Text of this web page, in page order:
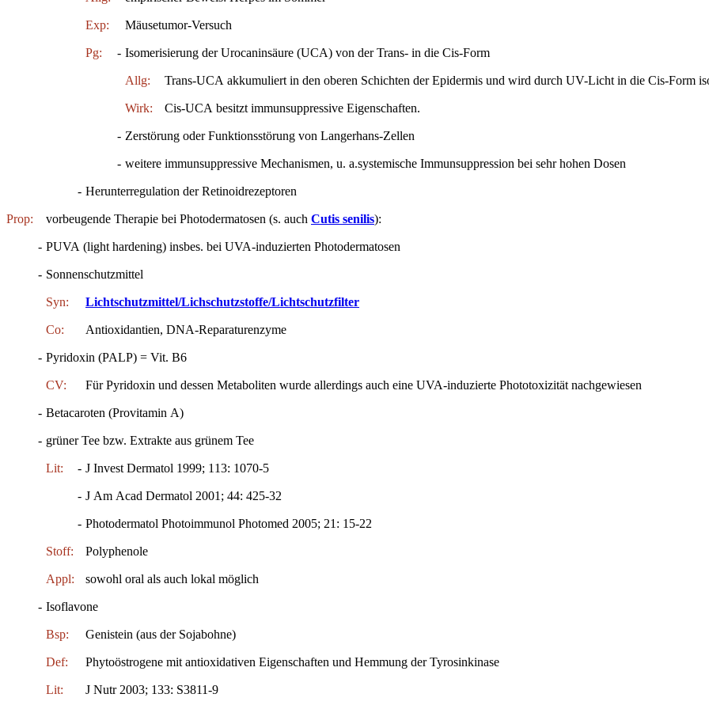
Exp: Mäusetumor-Versuch
Pg: - Isomerisierung der Urocaninsäure (UCA) von der Trans- in die Cis-Form
Allg: Trans-UCA akkumuliert in den oberen Schichten der Epidermis und wird durch UV-Licht in die Cis-Form
Wirk: Cis-UCA besitzt immunsuppressive Eigenschaften.
- Zerstörung oder Funktionsstörung von Langerhans-Zellen
- weitere immunsuppressive Mechanismen, u. a.systemische Immunsuppression bei sehr hohen Dosen
- Herunterregulation der Retinoidrezeptoren
Prop: vorbeugende Therapie bei Photodermatosen (s. auch Cutis senilis):
- PUVA (light hardening) insbes. bei UVA-induzierten Photodermatosen
- Sonnenschutzmittel
Syn: Lichtschutzmittel/Lichschutzstoffe/Lichtschutzfilter
Co: Antioxidantien, DNA-Reparaturenzyme
- Pyridoxin (PALP) = Vit. B6
CV: Für Pyridoxin und dessen Metaboliten wurde allerdings auch eine UVA-induzierte Phototoxizität nachgewiesen
- Betacaroten (Provitamin A)
- grüner Tee bzw. Extrakte aus grünem Tee
Lit: - J Invest Dermatol 1999; 113: 1070-5
- J Am Acad Dermatol 2001; 44: 425-32
- Photodermatol Photoimmunol Photomed 2005; 21: 15-22
Stoff: Polyphenole
Appl: sowohl oral als auch lokal möglich
- Isoflavone
Bsp: Genistein (aus der Sojabohne)
Def: Phytoöstrogene mit antioxidativen Eigenschaften und Hemmung der Tyrosinkinase
Lit: J Nutr 2003; 133: S3811-9